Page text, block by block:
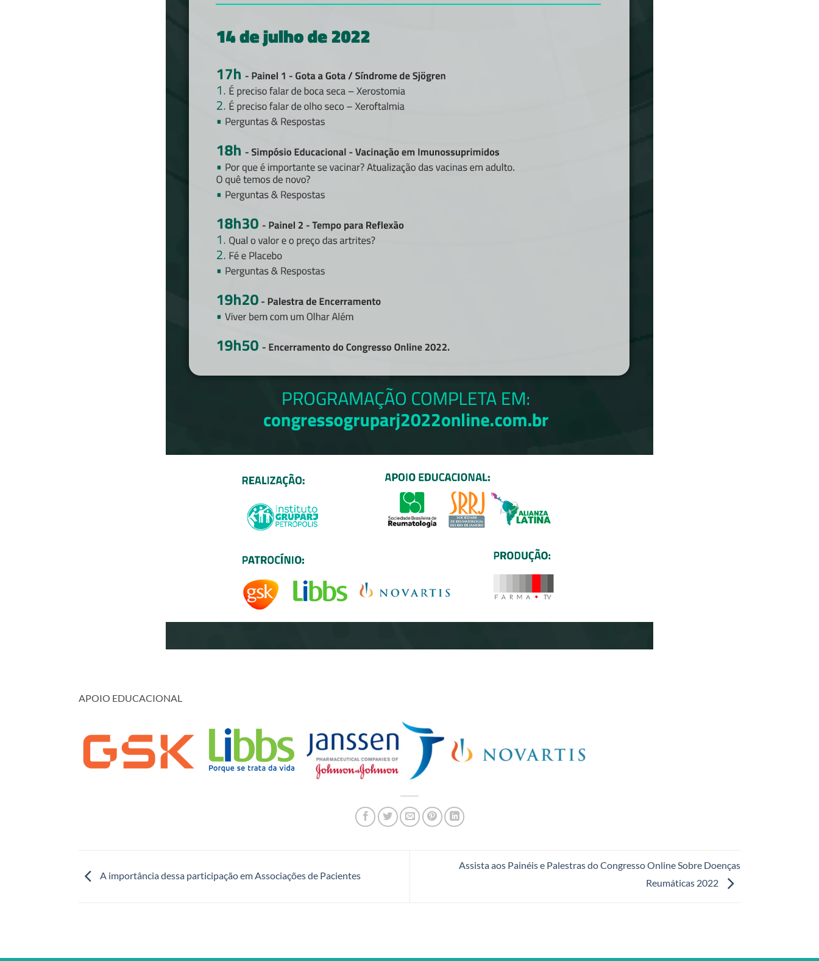
APOIO EDUCACIONAL
A importância dessa participação em Associações de Pacientes
Assista aos Painéis e Palestras do Congresso Online Sobre Doenças
Reumáticas 2022